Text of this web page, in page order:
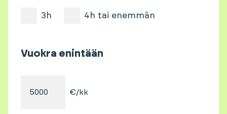
3h 4h tai enemmän
Vuokra enintään
€/kk